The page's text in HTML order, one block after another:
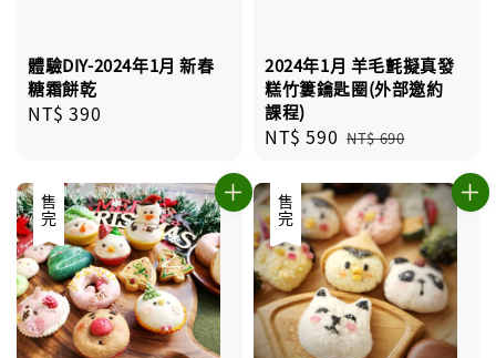
體驗DIY-2024年1月 新春
糖霜餅乾
Regular
NT$ 390
2024年1月 羊毛氈擬真發
糕竹簍鑰匙圈(外部邀約
課程)
Sale
NT$ 590 Regular
NT$ 690
售完 售完